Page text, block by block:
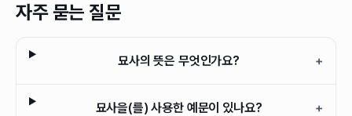
자주 묻는 질문
묘사의 뜻은 무엇인가요? +
묘사을(를) 사용한 예문이 있나요? +